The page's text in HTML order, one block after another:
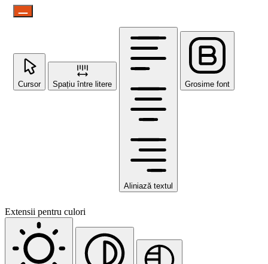
Cursor Spațiu între litere
Aliniază textul
Grosime font
Extensii pentru culori